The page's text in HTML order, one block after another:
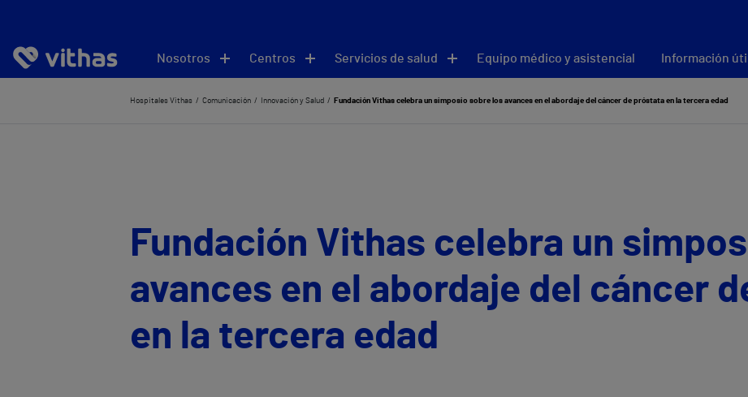
Nosotros Centros Servicios de salud Equipo médico y asistencial Información
Hospitales Vithas Comunicación Innovación y Salud Fundación Vithas celebra un simposio sobre los avances en el abordaje del cáncer de próstata en la tercera edad
Fundación Vithas celebra un
avances en el abordaje del cáncer
en la tercera edad